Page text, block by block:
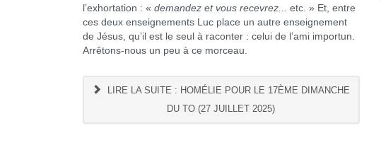
l’exhortation : « demandez et vous recevrez... etc. » Et, entre
ces deux enseignements Luc place un autre enseignement
de Jésus, qu’il est le seul à raconter : celui de l’ami importun.
Arrêtons-nous un peu à ce morceau.
LIRE LA SUITE : HOMÉLIE POUR LE 17ÈME DIMANCHE
DU TO (27 JUILLET 2025)